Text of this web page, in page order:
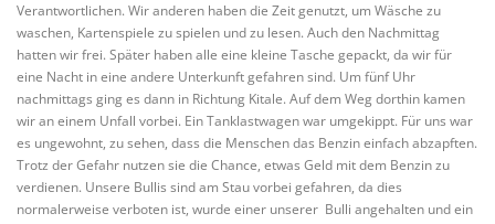
Verantwortlichen. Wir anderen haben die Zeit genutzt, um Wäsche zu
waschen, Kartenspiele zu spielen und zu lesen. Auch den Nachmittag
hatten wir frei. Später haben alle eine kleine Tasche gepackt, da wir für
eine Nacht in eine andere Unterkunft gefahren sind. Um fünf Uhr
nachmittags ging es dann in Richtung Kitale. Auf dem Weg dorthin kamen
wir an einem Unfall vorbei. Ein Tanklastwagen war umgekippt. Für uns war
es ungewohnt, zu sehen, dass die Menschen das Benzin einfach abzapften.
Trotz der Gefahr nutzen sie die Chance, etwas Geld mit dem Benzin zu
verdienen. Unsere Bullis sind am Stau vorbei gefahren, da dies
normalerweise verboten ist, wurde einer unserer Bulli angehalten und ein